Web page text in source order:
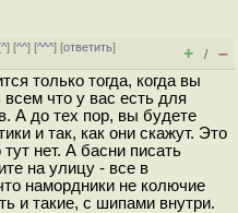
^] [^^] [^^^] [ответить]
+ / –
только тогда, когда вы
что у вас есть для
А до тех пор, вы будете
и так, как они скажут. Это
тут нет. А басни писать
на улицу - все в
намордники не колючие
и такие, с шипами внутри.